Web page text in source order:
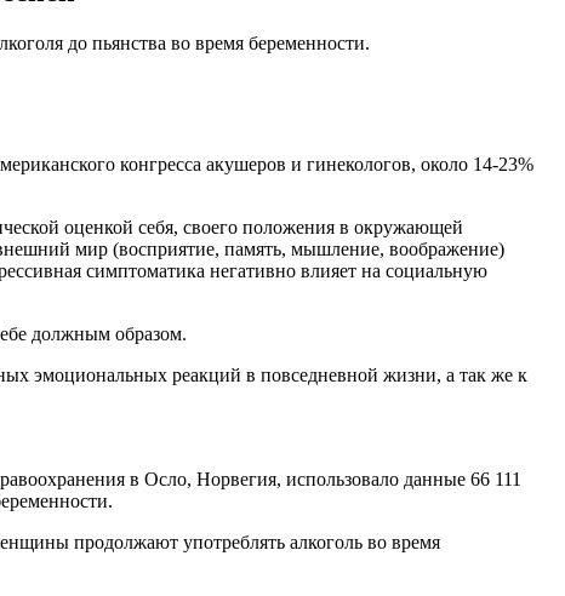
до пьянства во время беременности.
конгресса акушеров и гинекологов, около 14-23%
оценкой себя, своего положения в окружающей
мир (восприятие, память, мышление, воображение)
симптоматика негативно влияет на социальную
должным образом.
эмоциональных реакций в повседневной жизни, а так же к
в Осло, Норвегия, использовало данные 66 111
продолжают употреблять алкоголь во время